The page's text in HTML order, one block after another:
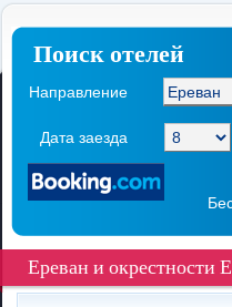
Поиск отелей
Направление
Дата заезда
Ереван и окрестности